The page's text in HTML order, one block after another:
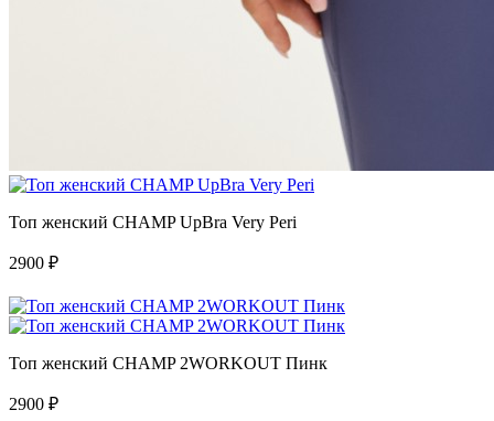
Топ женский CHAMP UpBra Very Peri
2900 ₽
Топ женский CHAMP 2WORKOUT Пинк
2900 ₽